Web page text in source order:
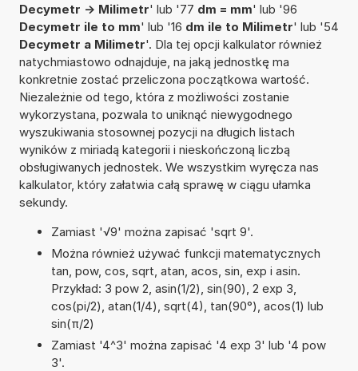
Decymetr -> Milimetr' lub '77 dm = mm' lub '96
Decymetr ile to mm' lub '16 dm ile to Milimetr' lub '54
Decymetr a Milimetr'. Dla tej opcji kalkulator również
natychmiastowo odnajduje, na jaką jednostkę ma
konkretnie zostać przeliczona początkowa wartość.
Niezależnie od tego, która z możliwości zostanie
wykorzystana, pozwala to uniknąć niewygodnego
wyszukiwania stosownej pozycji na długich listach
wyników z miriadą kategorii i nieskończoną liczbą
obsługiwanych jednostek. We wszystkim wyręcza nas
kalkulator, który załatwia całą sprawę w ciągu ułamka
sekundy.
Zamiast '√9' można zapisać 'sqrt 9'.
Można również używać funkcji matematycznych
tan, pow, cos, sqrt, atan, acos, sin, exp i asin.
Przykład: 3 pow 2, asin(1/2), sin(90), 2 exp 3,
cos(pi/2), atan(1/4), sqrt(4), tan(90°), acos(1) lub
sin(π/2)
Zamiast '4^3' można zapisać '4 exp 3' lub '4 pow
3'.